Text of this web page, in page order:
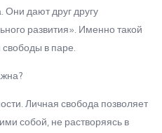
Они дают друг другу
развития». Именно такой
в паре.
Личная свобода позволяет
собой, не растворяясь в